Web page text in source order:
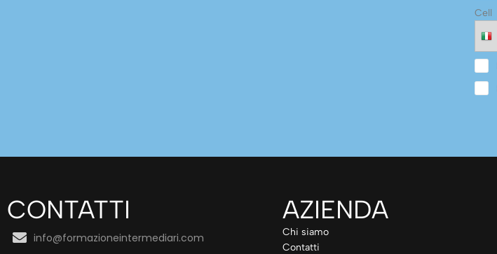
Cell
CONTATTI
info@formazioneintermediari.com
AZIENDA
Chi siamo
Contatti